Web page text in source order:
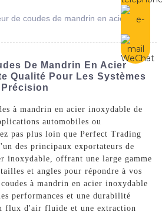
de coudes de mandrin en acier
De Mandrin En Acier
Qualité Pour Les Systèmes
à mandrin en acier inoxydable de
automobiles ou
pas plus loin que Perfect Trading
des principaux exportateurs de
inoxydable, offrant une large gamme
et angles pour répondre à vos
à mandrin en acier inoxydable
performances et une durabilité
flux d'air fluide et une extraction